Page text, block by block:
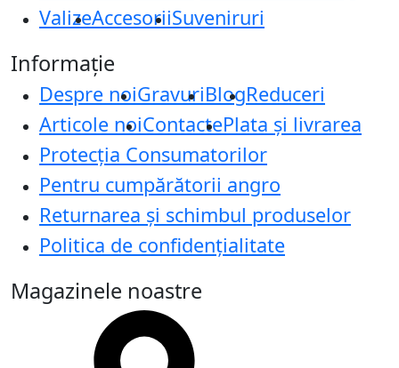
ValizeAccesoriiSuveniruri
Informație
Despre noiGravuriBlogReduceri
Articole noiContactePlata și livrarea
Protecţia Consumatorilor
Pentru cumpărătorii angro
Returnarea și schimbul produselor
Politica de confidențialitate
Magazinele noastre